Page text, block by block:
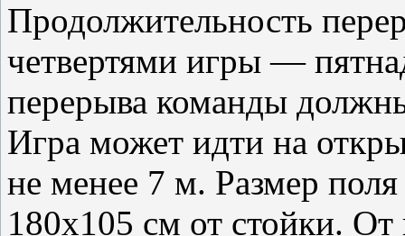
Продолжительность
четвертями игры —
перерыва команды
Игра может идти на
не менее 7 м. Размер
180х105 см от стойки.